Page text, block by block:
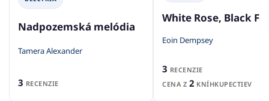
Nadpozemská melódia
Tamera Alexander
3 RECENZIE
White Rose, Black
Eoin Dempsey
3 RECENZIE
CENA Z 2 KNÍHKUPECTIEV